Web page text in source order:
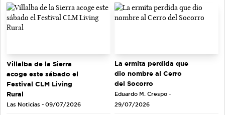
Villalba de la Sierra
acoge este sábado el
Festival CLM Living
Rural
Las Noticias - 09/07/2026
La ermita perdida que
dio nombre al Cerro
del Socorro
Eduardo M. Crespo -
29/07/2026